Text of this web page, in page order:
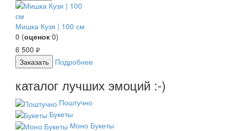
Мишка Кузя | 100 см
0 (оценок 0)
6 500 руб.
Заказать Подробнее
каталог лучших эмоций :-)
Поштучно
Букеты
Моно Букеты